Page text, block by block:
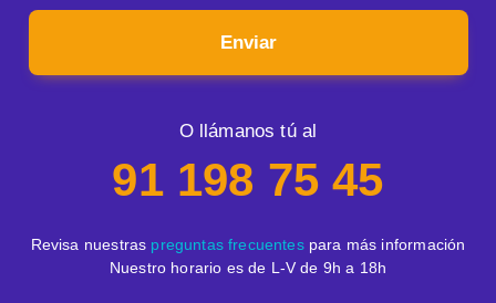
Enviar
O llámanos tú al
91 198 75 45
Revisa nuestras preguntas frecuentespara más información
Nuestro horario es de L-V de 9h a 18h